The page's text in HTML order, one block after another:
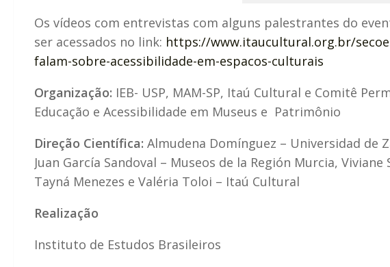
Os vídeos com entrevistas com alguns palestrantes do
ser acessados no link: https://www.itaucultural.org.br/
falam-sobre-acessibilidade-em-espacos-culturais
Organização: IEB- USP, MAM-SP, Itaú Cultural e Comitê
Educação e Acessibilidade em Museus e Patrimônio
Direção Científica: Almudena Domínguez – Universidad de
Juan García Sandoval – Museos de la Región Murcia, Viviane
Tayná Menezes e Valéria Toloi – Itaú Cultural
Realização
Instituto de Estudos Brasileiros